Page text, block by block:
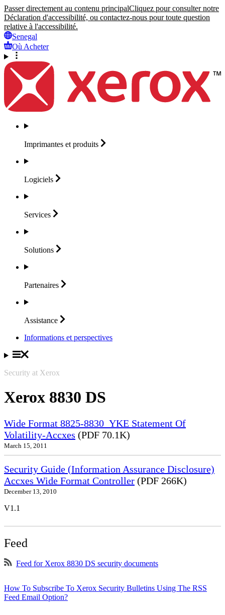
Passer directement au contenu principalCliquez pour consulter notre
Déclaration d'accessibilité, ou contactez-nous pour toute question
relative à l'accessibilité.
Senegal
Où Acheter
Imprimantes et produits
Logiciels
Services
Solutions
Partenaires
Assistance
Informations et perspectives
Security at Xerox
Xerox 8830 DS
Wide Format 8825-8830_YKE Statement Of
Volatility-Accxes (PDF 70.1K)
March 15, 2011
Security Guide (Information Assurance Disclosure)
Accxes Wide Format Controller (PDF 266K)
December 13, 2010
V1.1
Feed
Feed for Xerox 8830 DS security documents
How To Subscribe To Xerox Security Bulletins Using The RSS
Feed Email Option?